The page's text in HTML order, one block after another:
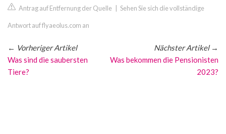
Antrag auf Entfernung der Quelle Sehen Sie sich die vollständige
Antwort auf flyaeolus.com an
← Vorheriger Artikel
Was sind die saubersten
Tiere?
Nächster Artikel→
Was bekommen die Pensionisten
2023?